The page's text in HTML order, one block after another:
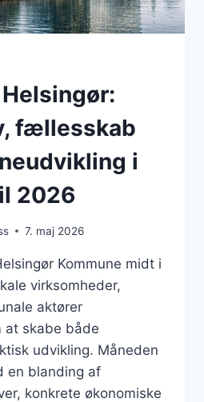
fællesskab
i
2026
7. maj 2026
Kommune midt i
virksomheder,
aktører
at skabe både
udvikling. Måneden
en blanding af
konkrete økonomiske